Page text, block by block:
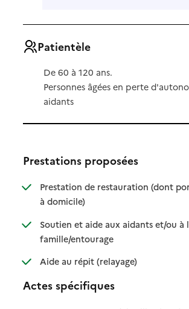
Patientèle
De 60 à 120 ans.
Personnes âgées en perte
aidants
Prestations proposées
Prestation de restauration (dont
à domicile): disponible
: non disponible
Soutien et aide aux aidants et/ou à
famille/entourage: disponible
: non disponible
Aide au répit (relayage): disponible
: non disponible
Actes spécifiques